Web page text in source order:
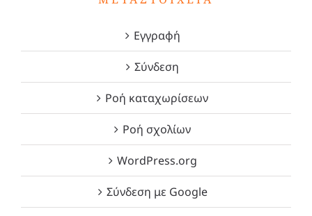
Εγγραφή
Σύνδεση
Ροή καταχωρίσεων
Ροή σχολίων
WordPress.org
Σύνδεση με Google